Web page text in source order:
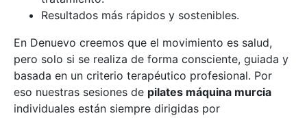
Resultados más rápidos y sostenibles.
En Denuevo creemos que el movimiento es salud,
pero solo si se realiza de forma consciente, guiada y
basada en un criterio terapéutico profesional. Por
eso nuestras sesiones de pilates máquina murcia
individuales están siempre dirigidas por